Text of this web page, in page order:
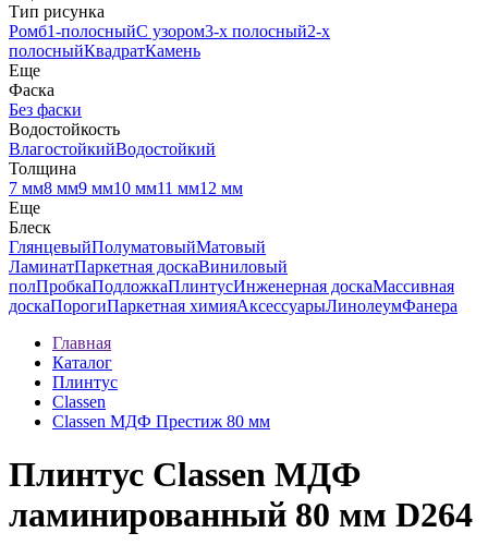
Тип рисунка
Ромб1-полосныйС узором3-х полосный2-х
полосныйКвадратКамень
Еще
Фаска
Без фаски
Водостойкость
ВлагостойкийВодостойкий
Толщина
7 мм8 мм9 мм10 мм11 мм12 мм
Еще
Блеск
ГлянцевыйПолуматовыйМатовый
ЛаминатПаркетная доскаВиниловый
полПробкаПодложкаПлинтусИнженерная доскаМассивная
доскаПорогиПаркетная химияАксессуарыЛинолеумФанера
Главная
Каталог
Плинтус
Classen
Classen МДФ Престиж 80 мм
Плинтус Classen МДФ
ламинированный 80 мм D264